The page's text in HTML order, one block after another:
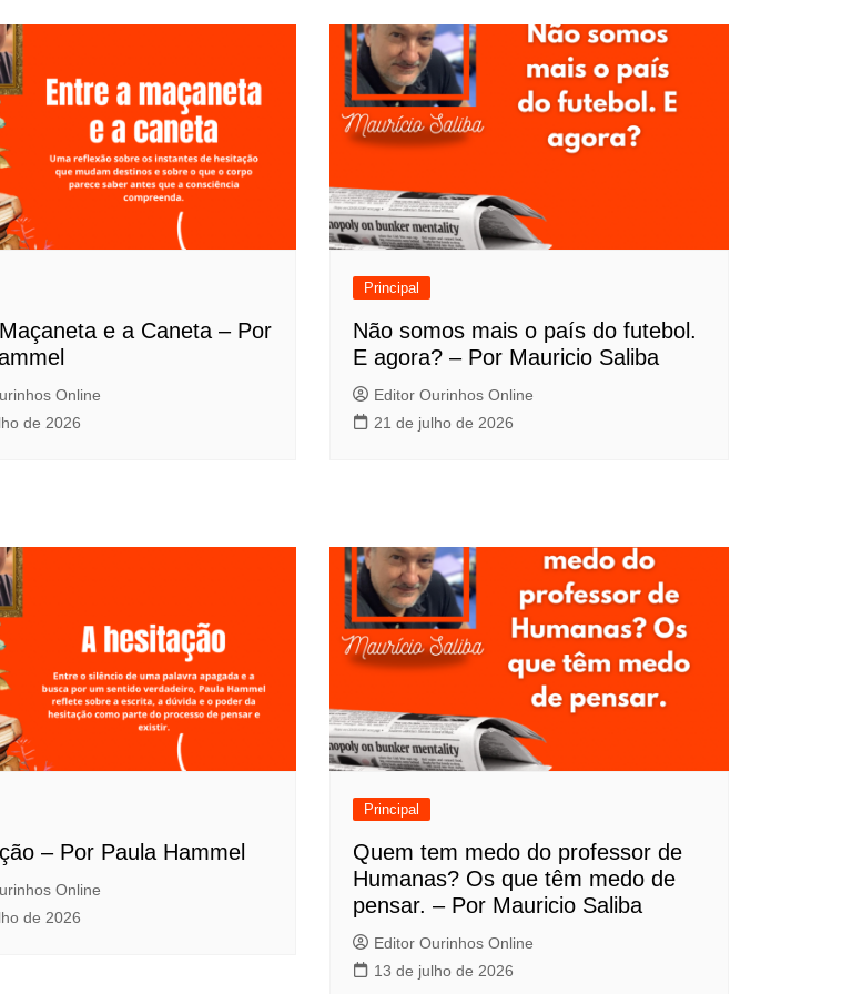
e a Caneta – Por
Online
de 2026
Principal
Não somos mais o país do futebol.
E agora? – Por Mauricio Saliba
Editor Ourinhos Online
21 de julho de 2026
– Por Paula Hammel
Online
de 2026
Principal
Quem tem medo do professor de
Humanas? Os que têm medo de
pensar. – Por Mauricio Saliba
Editor Ourinhos Online
13 de julho de 2026